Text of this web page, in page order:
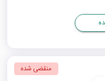
منقضی شده